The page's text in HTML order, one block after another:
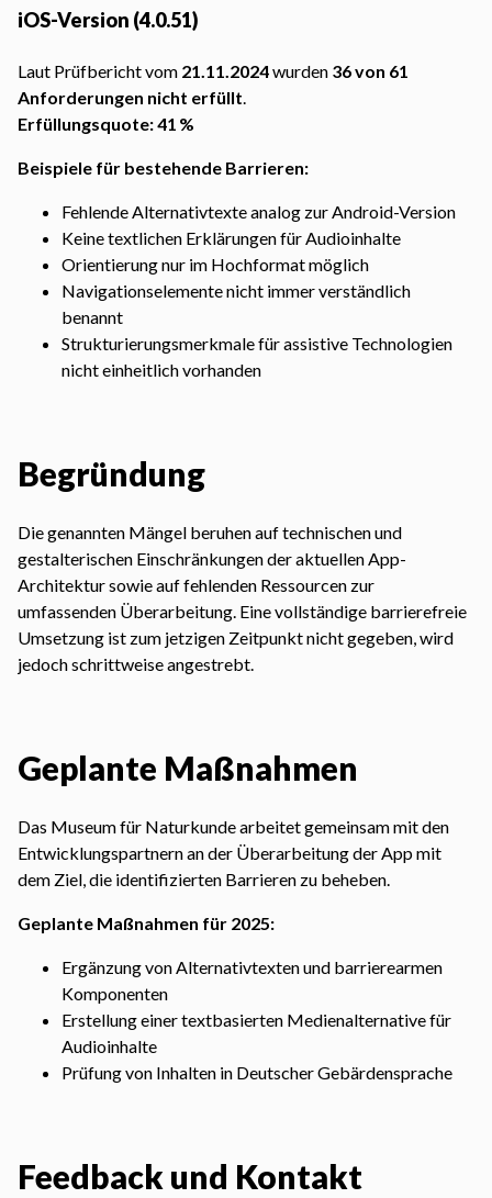
iOS-Version (4.0.51)
Laut Prüfbericht vom 21.11.2024wurden 36 von 61
Anforderungen nicht erfüllt.
Erfüllungsquote: 41 %
Beispiele für bestehende Barrieren:
Fehlende Alternativtexte analog zur Android-Version
Keine textlichen Erklärungen für Audioinhalte
Orientierung nur im Hochformat möglich
Navigationselemente nicht immer verständlich
benannt
Strukturierungsmerkmale für assistive Technologien
nicht einheitlich vorhanden
Begründung
Die genannten Mängel beruhen auf technischen und
gestalterischen Einschränkungen der aktuellen App-
Architektur sowie auf fehlenden Ressourcen zur
umfassenden Überarbeitung. Eine vollständige barrierefreie
Umsetzung ist zum jetzigen Zeitpunkt nicht gegeben, wird
jedoch schrittweise angestrebt.
Geplante Maßnahmen
Das Museum für Naturkunde arbeitet gemeinsam mit den
Entwicklungspartnern an der Überarbeitung der App mit
dem Ziel, die identifizierten Barrieren zu beheben.
Geplante Maßnahmen für 2025:
Ergänzung von Alternativtexten und barrierearmen
Komponenten
Erstellung einer textbasierten Medienalternative für
Audioinhalte
Prüfung von Inhalten in Deutscher Gebärdensprache
Feedback und Kontakt